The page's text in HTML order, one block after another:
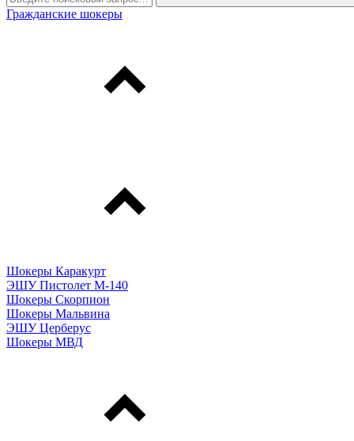
Гражданские шокеры
Шокеры Каракурт
ЭШУ Пистолет М-140
Шокеры Скорпион
Шокеры Мальвина
ЭШУ Церберус
Шокеры МВД